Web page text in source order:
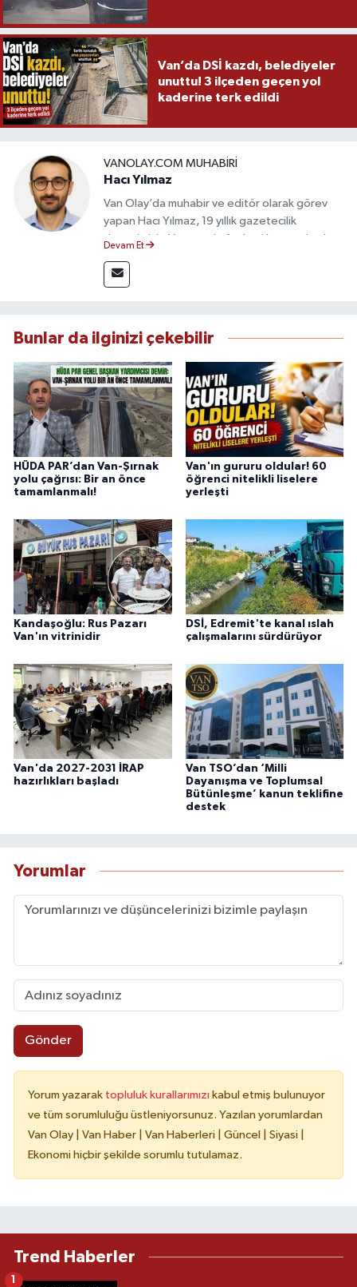
Van’da DSİ kazdı, belediyeler
unuttu! 3 ilçeden geçen yol
kaderine terk edildi
VANOLAY.COM MUHABIRI
Hacı Yılmaz
Van Olay’da muhabir ve editör olarak görev
yapan Hacı Yılmaz, 19 yıllık gazetecilik
deneyimiyle Van yerel gündemi başta olmak
takip etmektedir. Editoryal sürece katkı sunan
Yılmaz, tarafsızlık, doğruluk ve etik ilkeler
bilgilendirmektedir.
Devam Et
Bunlar da ilginizi çekebilir
HÜDA PAR’dan Van-Şırnak
yolu çağrısı: Bir an önce
tamamlanmalı!
Van'ın gururu oldular! 60
öğrenci nitelikli liselere
yerleşti
Kandaşoğlu: Rus Pazarı
Van'ın vitrinidir
DSİ, Edremit'te kanal ıslah
çalışmalarını sürdürüyor
Van'da 2027-2031 İRAP
hazırlıkları başladı
Van TSO’dan ‘Milli
Dayanışma ve Toplumsal
Bütünleşme’ kanun teklifine
destek
Yorumlar
Gönder
Yorum yazarak topluluk kurallarımızı kabul etmiş bulunuyor
ve tüm sorumluluğu üstleniyorsunuz. Yazılan yorumlardan
Van Olay | Van Haber | Van Haberleri | Güncel | Siyasi |
Ekonomi hiçbir şekilde sorumlu tutulamaz.
Trend Haberler
1